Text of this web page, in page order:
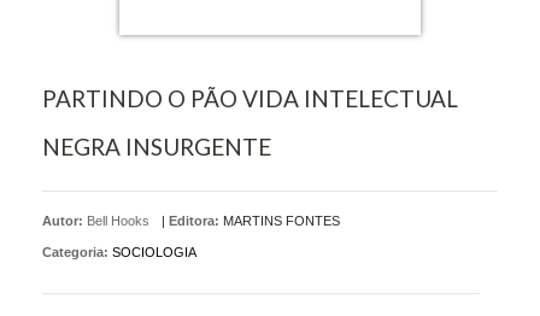
PARTINDO O PÃO VIDA INTELECTUAL
NEGRA INSURGENTE
Autor: Bell Hooks | Editora: MARTINS FONTES
Categoria: SOCIOLOGIA